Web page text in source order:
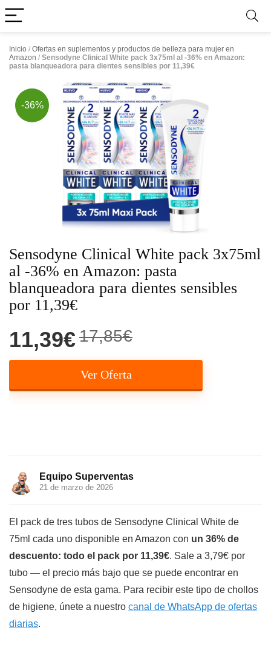
Inicio / Ofertas en suplementos y productos de belleza para mujer en
Amazon / Sensodyne Clinical White pack 3x75ml al -36% en Amazon:
pasta blanqueadora para dientes sensibles por 11,39€
-36%
Sensodyne Clinical White pack 3x75ml
al -36% en Amazon: pasta
blanqueadora para dientes sensibles
por 11,39€
11,39€17,85€
Ver Oferta
Equipo Superventas
21 de marzo de 2026
El pack de tres tubos de Sensodyne Clinical White de
75ml cada uno disponible en Amazon con un 36% de
descuento: todo el pack por 11,39€. Sale a 3,79€ por
tubo — el precio más bajo que se puede encontrar en
Sensodyne de esta gama. Para recibir este tipo de chollos
de higiene, únete a nuestro canal de WhatsApp de ofertas
diarias.